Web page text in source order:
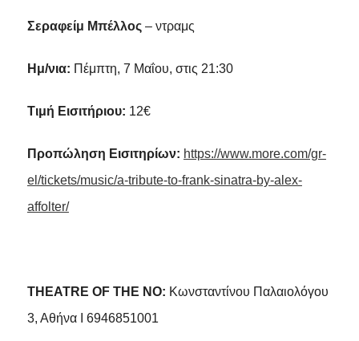
Σεραφείμ Μπέλλος– ντραμς
Ημ/νια: Πέμπτη, 7 Μαΐου, στις 21:30
Tιμή Εισιτήριου: 12€
Προπώληση Εισιτηρίων: https://www.more.com/gr-
el/tickets/music/a-tribute-to-frank-sinatra-by-alex-
affolter/
THEATRE OF THE NO: Κωνσταντίνου Παλαιολόγου
3, Αθήνα Ι 6946851001